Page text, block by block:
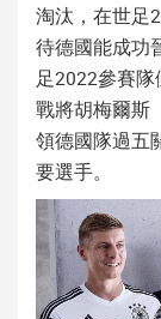
淘汰，在世足
待德國能成功
足2022參賽
戰將胡梅爾斯
領德國隊過五
要選手。